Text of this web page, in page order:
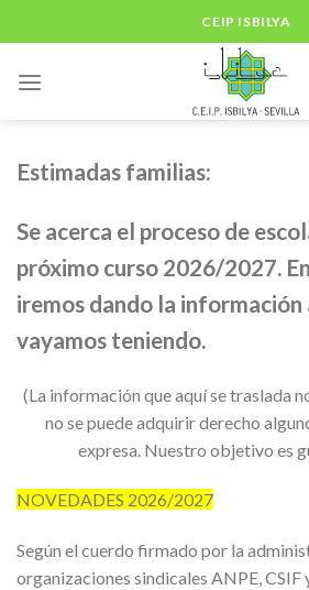
to
CEIP ISBILYA
Estimadas familias:
Se acerca el proceso de
próximo curso 2026/2027.
iremos dando la información
vayamos teniendo.
(La información que aquí se traslada
no se puede adquirir derecho
expresa. Nuestro objetivo es
NOVEDADES 2026/2027
Según el cuerdo firmado por la
organizaciones sindicales ANPE, CSIF